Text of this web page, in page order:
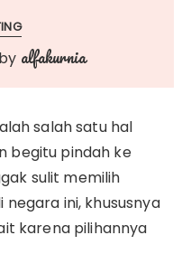
by alfakurnia
salah satu hal
begitu pindah ke
sulit memilih
ini, khususnya
karena pilihannya